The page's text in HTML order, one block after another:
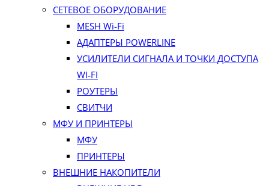
СЕТЕВОЕ ОБОРУДОВАНИЕ
MESH Wi-Fi
АДАПТЕРЫ POWERLINE
УСИЛИТЕЛИ СИГНАЛА И ТОЧКИ ДОСТУПА
WI‑FI
РОУТЕРЫ
СВИТЧИ
МФУ И ПРИНТЕРЫ
МФУ
ПРИНТЕРЫ
ВНЕШНИЕ НАКОПИТЕЛИ